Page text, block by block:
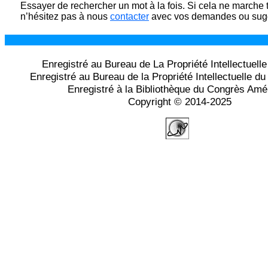
Essayer de rechercher un mot à la fois. Si cela ne marche
n’hésitez pas à nous contacter avec vos demandes ou
Enregistré au Bureau de La Propriété
Enregistré au Bureau de la Propriété Intellectuelle
Enregistré à la Bibliothèque du Congrès
Copyright © 2014-2025